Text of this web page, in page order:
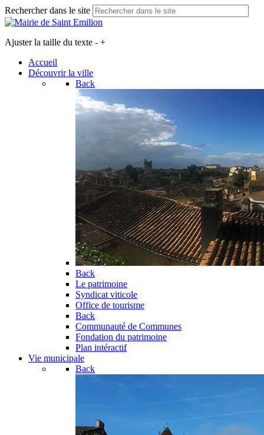
Rechercher dans le site
Ajuster la taille du texte - +
Accueil
Découvrir la ville
Back
Back
Le patrimoine
Syndicat viticole
Office de tourisme
Back
Communauté de Communes
Fondation du patrimoine
Plan intéractif
Vie municipale
Back